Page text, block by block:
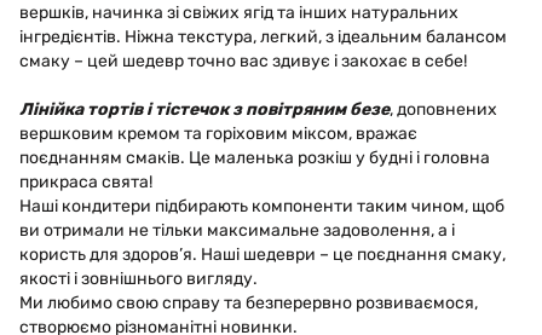
вершків, начинка зі свіжих ягід та інших натуральних
інгредієнтів. Ніжна текстура, легкий, з ідеальним балансом
смаку – цей шедевр точно вас здивує і закохає в себе!
Лінійка тортів і тістечок з повітряним безе, доповнених
вершковим кремом та горіховим міксом, вражає
поєднанням смаків. Це маленька розкіш у будні і головна
прикраса свята!
Наші кондитери підбирають компоненти таким чином, щоб
ви отримали не тільки максимальне задоволення, а і
користь для здоров’я. Наші шедеври – це поєднання смаку,
якості і зовнішнього вигляду.
Ми любимо свою справу та безперервно розвиваємося,
створюємо різноманітні новинки.